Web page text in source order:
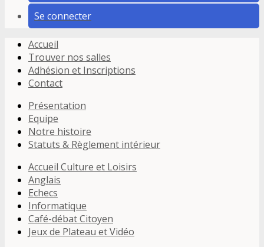
Se connecter
Accueil
Trouver nos salles
Adhésion et Inscriptions
Contact
Présentation
Equipe
Notre histoire
Statuts & Règlement intérieur
Accueil Culture et Loisirs
Anglais
Echecs
Informatique
Café-débat Citoyen
Jeux de Plateau et Vidéo